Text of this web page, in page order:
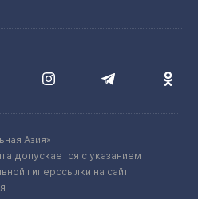
Азия»
допускается с указанием
гиперссылки на сайт